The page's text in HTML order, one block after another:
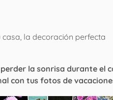
la sonrisa durante el
con tus fotos de